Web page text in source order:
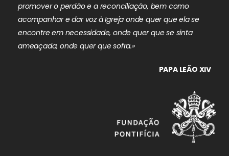
promover o perdão e a reconciliação, bem como
acompanhar e dar voz à Igreja onde quer que ela se
encontre em necessidade, onde quer que se sinta
ameaçada, onde quer que sofra.»
PAPA LEÃO XIV